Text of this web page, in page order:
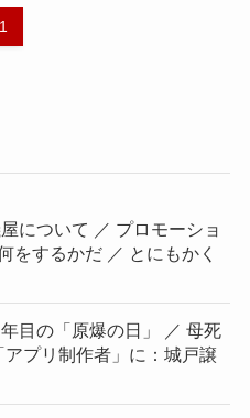
1
について ／ プロモーショ
するかだ ／ とにもかく
目の「原爆の日」 ／ 母死
プリ制作者」に：城戸譲